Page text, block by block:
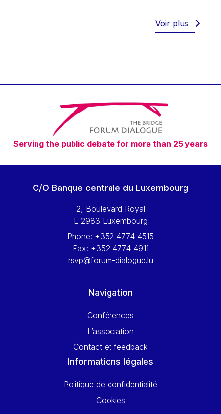
Timothy Radcliffe
Vaclav Klaus
Vassilios Skouris
Vítor Manuel da Silva Caldeira
Viviane Reding
Walter Hagg
Wolfgang Ketterle
Yossi Beillin
Yves FRANCHET
Voir plus
Serving the public debate for more than 25 years
C/O Banque centrale du Luxembourg
2, Boulevard Royal
L-2983 Luxembourg
Phone: +352 4774 4515
Fax: +352 4774 4911
rsvp@forum-dialogue.lu
Navigation
Conférences
L’association
Contact et feedback
Informations légales
Politique de confidentialité
Cookies